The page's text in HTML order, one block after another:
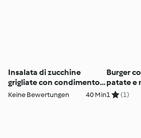
Insalata di zucchine
grigliate con condimento
al limone e basilico
Keine Bewertungen 40 Min
Burger
patate e
1 (1)